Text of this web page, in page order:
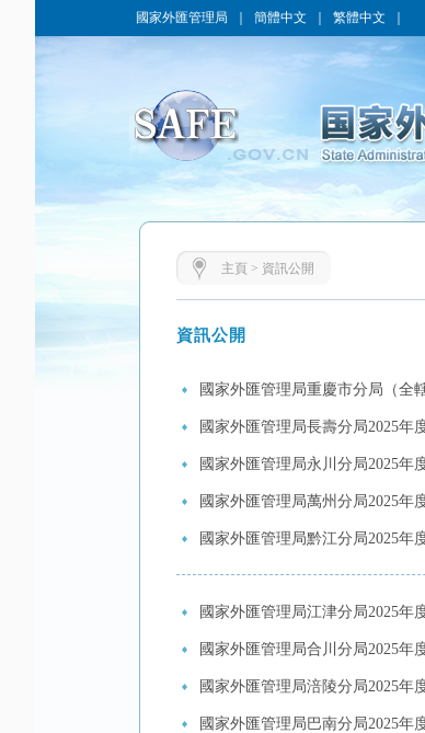
國家外匯管理局 簡體中文 繁體中文
主頁 > 資訊公開
資訊公開
國家外匯管理局重慶市分局（全
國家外匯管理局長壽分局2025年
國家外匯管理局永川分局2025年
國家外匯管理局萬州分局2025年
國家外匯管理局黔江分局2025年
國家外匯管理局江津分局2025年
國家外匯管理局合川分局2025年
國家外匯管理局涪陵分局2025年
國家外匯管理局巴南分局2025年